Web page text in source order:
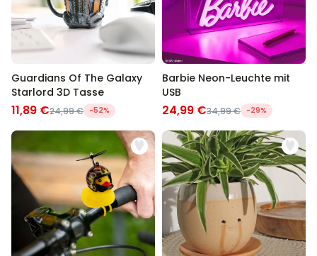
Guardians Of The Galaxy
Starlord 3D Tasse
11,89 €24,99 € -52%
Barbie Neon-Leuchte mit
USB
24,99 €34,99 € -29%